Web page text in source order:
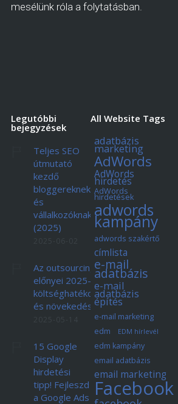
mesélünk róla a folytatásban.
Legutóbbi
bejegyzések
Teljes SEO
útmutató
kezdő
bloggereknek
és
vállalkozóknak
(2025)
Az outsourcing
előnyei 2025-ben:
költséghatékonyság
és növekedés
15 Google
Display
hirdetési
tipp! Fejleszd
a Google Ads
All Website Tags
adatbázis
marketing
AdWords
AdWords
hirdetés
AdWords
hirdetések
adwords
kampány
adwords szakértő
címlista
e-mail
adatbázis
e-mail
adatbázis
építés
e-mail marketing
edm
EDM hírlevél
edm kampány
email adatbázis
email marketing
Facebook